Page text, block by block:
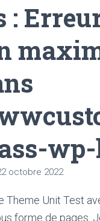
:
octobre 2022
Theme Unit Test
forme de pages.